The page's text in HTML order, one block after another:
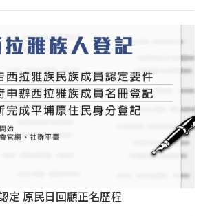
定 原民日回顧正名歷程